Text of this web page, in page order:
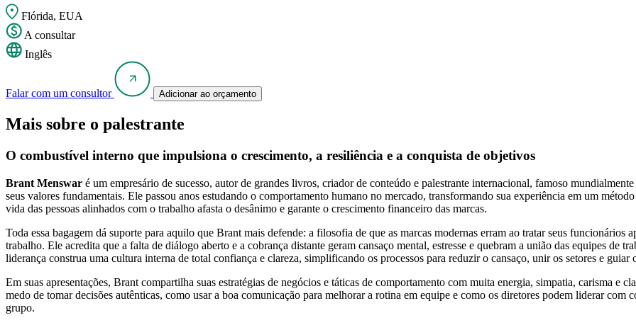
Flórida, EUA
A consultar
Inglês
Falar com um consultor Adicionar ao orçamento
Mais sobre o palestrante
O combustível interno que impulsiona o crescimento, a resiliência e a conquista de objetivos
Brant Menswar é um empresário de sucesso, autor de grandes livros, criador de conteúdo e palestrante internacional, famoso
seus valores fundamentais. Ele passou anos estudando o comportamento humano no mercado, transformando sua experiência em um
vida das pessoas alinhados com o trabalho afasta o desânimo e garante o crescimento financeiro das marcas.
Toda essa bagagem dá suporte para aquilo que Brant mais defende: a filosofia de que as marcas modernas erram ao tratar seus funcionários
trabalho. Ele acredita que a falta de diálogo aberto e a cobrança distante geram cansaço mental, estresse e quebram a união das equipes de
liderança construa uma cultura interna de total confiança e clareza, simplificando os processos para reduzir o cansaço, unir os setores e
Em suas apresentações, Brant compartilha suas estratégias de negócios e táticas de comportamento com muita energia, simpatia, carisma e
medo de tomar decisões autênticas, como usar a boa comunicação para melhorar a rotina em equipe e como os diretores podem liderar com
grupo.